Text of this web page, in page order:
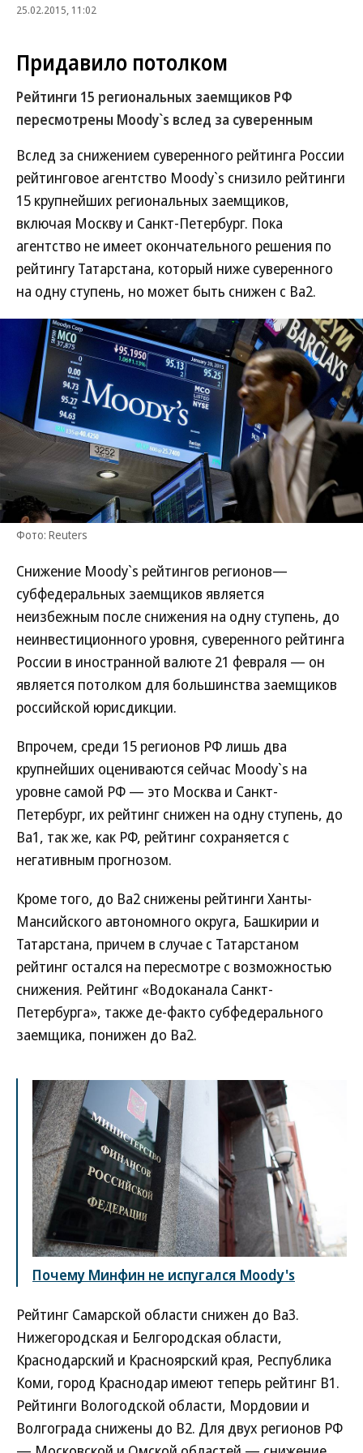
25.02.2015, 11:02
Придавило потолком
Рейтинги 15 региональных заемщиков РФ
пересмотрены Moody`s вслед за суверенным
Вслед за снижением суверенного рейтинга России
рейтинговое агентство Moody`s снизило рейтинги
15 крупнейших региональных заемщиков,
включая Москву и Санкт-Петербург. Пока
агентство не имеет окончательного решения по
рейтингу Татарстана, который ниже суверенного
на одну ступень, но может быть снижен с Ba2.
Фото: Reuters
Снижение Moody`s рейтингов регионов—
субфедеральных заемщиков является
неизбежным после снижения на одну ступень, до
неинвестиционного уровня, суверенного рейтинга
России в иностранной валюте 21 февраля — он
является потолком для большинства заемщиков
российской юрисдикции.
Впрочем, среди 15 регионов РФ лишь два
крупнейших оцениваются сейчас Moody`s на
уровне самой РФ — это Москва и Санкт-
Петербург, их рейтинг снижен на одну ступень, до
Ba1, так же, как РФ, рейтинг сохраняется с
негативным прогнозом.
Кроме того, до Ba2 снижены рейтинги Ханты-
Мансийского автономного округа, Башкирии и
Татарстана, причем в случае с Татарстаном
рейтинг остался на пересмотре с возможностью
снижения. Рейтинг «Водоканала Санкт-
Петербурга», также де-факто субфедерального
заемщика, понижен до Ba2.
Почему Минфин не испугался Moody's
Рейтинг Самарской области снижен до Ba3.
Нижегородская и Белгородская области,
Краснодарский и Красноярский края, Республика
Коми, город Краснодар имеют теперь рейтинг B1.
Рейтинги Вологодской области, Мордовии и
Волгограда снижены до B2. Для двух регионов РФ